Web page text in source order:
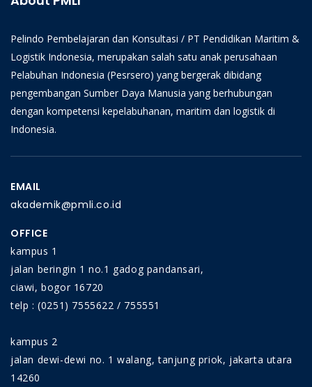
Pelindo Pembelajaran dan Konsultasi / PT Pendidikan Maritim &
Logistik Indonesia, merupakan salah satu anak perusahaan
Pelabuhan Indonesia (Pesrsero) yang bergerak dibidang
pengembangan Sumber Daya Manusia yang berhubungan
dengan kompetensi kepelabuhanan, maritim dan logistik di
Indonesia.
EMAIL
akademik@pmli.co.id
OFFICE
kampus 1
jalan beringin 1 no.1 gadog pandansari,
ciawi, bogor 16720
telp : (0251) 7555622 / 755551
kampus 2
jalan dewi-dewi no. 1 walang, tanjung priok, jakarta utara
14260